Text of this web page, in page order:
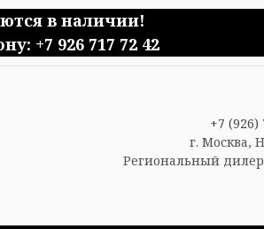
в наличии!
+7 926 717 72 42
+7 (926)
г. Москва,
Региональный дилер